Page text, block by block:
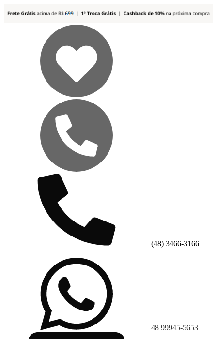
(48) 3466-3166
48 99945-5653